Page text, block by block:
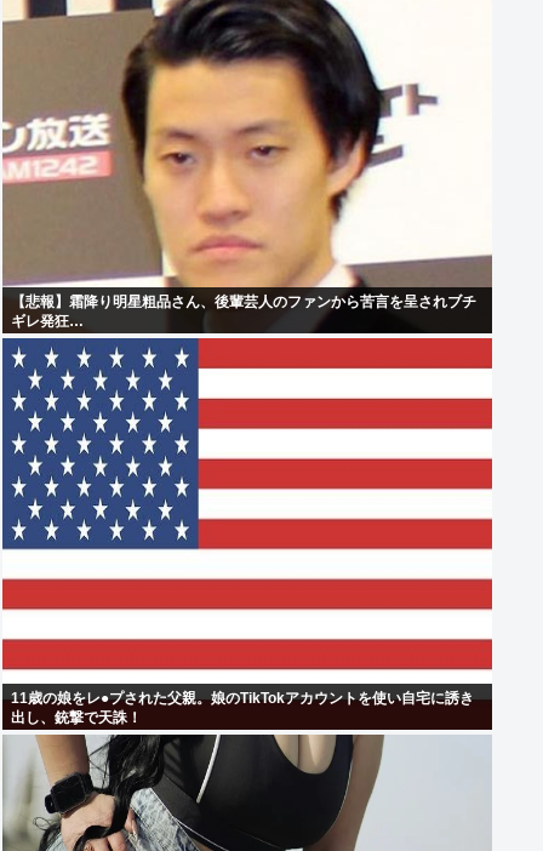
【悲報】霜降り明星粗品さん、後輩芸人のファンから苦言を呈されブチ
ギレ発狂…
11歳の娘をレ●プされた父親。娘のTikTokアカウントを使い自宅に誘き
出し、銃撃で天誅！